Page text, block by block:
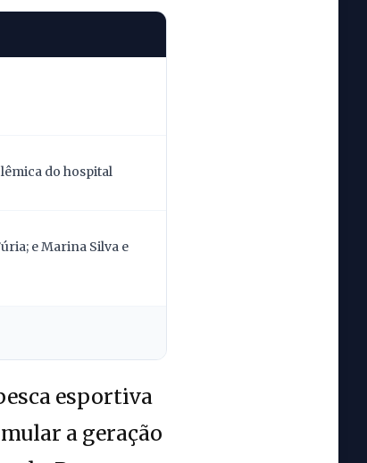
do hospital
e Marina Silva e
esportiva
a geração